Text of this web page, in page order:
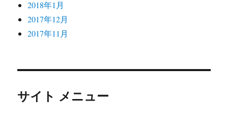
2018年1月
2017年12月
2017年11月
サイト メニュー